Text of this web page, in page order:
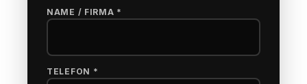
NAME / FIRMA *
TELEFON *